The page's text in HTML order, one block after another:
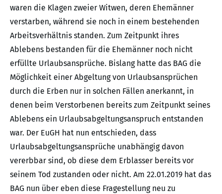
waren die Klagen zweier Witwen, deren Ehemänner
verstarben, während sie noch in einem bestehenden
Arbeitsverhältnis standen. Zum Zeitpunkt ihres
Ablebens bestanden für die Ehemänner noch nicht
erfüllte Urlaubsansprüche. Bislang hatte das BAG die
Möglichkeit einer Abgeltung von Urlaubsansprüchen
durch die Erben nur in solchen Fällen anerkannt, in
denen beim Verstorbenen bereits zum Zeitpunkt seines
Ablebens ein Urlaubsabgeltungsanspruch entstanden
war. Der EuGH hat nun entschieden, dass
Urlaubsabgeltungsansprüche unabhängig davon
vererbbar sind, ob diese dem Erblasser bereits vor
seinem Tod zustanden oder nicht. Am 22.01.2019 hat das
BAG nun über eben diese Fragestellung neu zu